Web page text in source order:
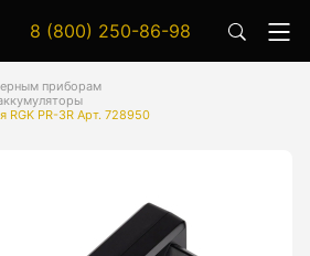
8 (800) 250-86-98
приборам
RGK PR-3R Арт. 728950
приборам
специальной формы